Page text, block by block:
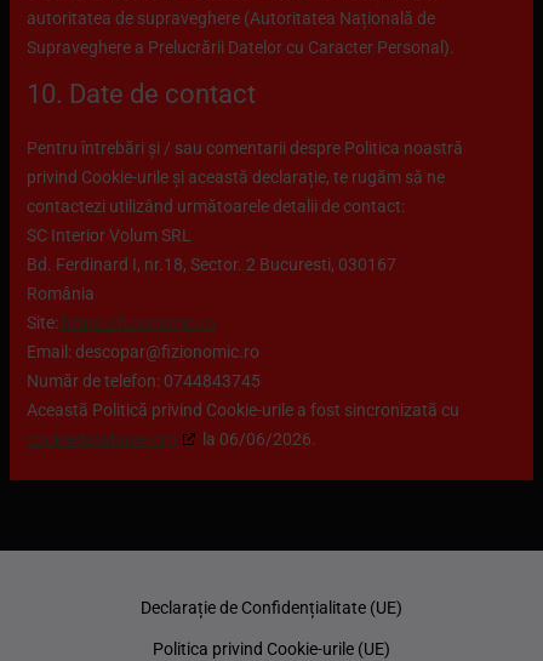
autoritatea de supraveghere (Autoritatea Națională de
Supraveghere a Prelucrării Datelor cu Caracter Personal).
10. Date de contact
Pentru întrebări și / sau comentarii despre Politica noastră
privind Cookie-urile și această declarație, te rugăm să ne
contactezi utilizând următoarele detalii de contact:
SC Interior Volum SRL
Bd. Ferdinard I, nr.18, Sector. 2 Bucuresti, 030167
România
Site: https://fizionomic.ro
Email: descopar@fizionomic.ro
Număr de telefon: 0744843745
Această Politică privind Cookie-urile a fost sincronizată cu
cookiedatabase.org
la 06/06/2026.
Declarație de Confidențialitate (UE)
Politica privind Cookie-urile (UE)